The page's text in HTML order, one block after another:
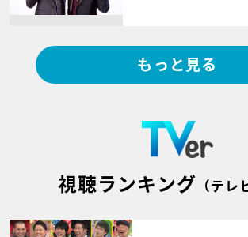
もっと見る
視聴ランキング （テレ